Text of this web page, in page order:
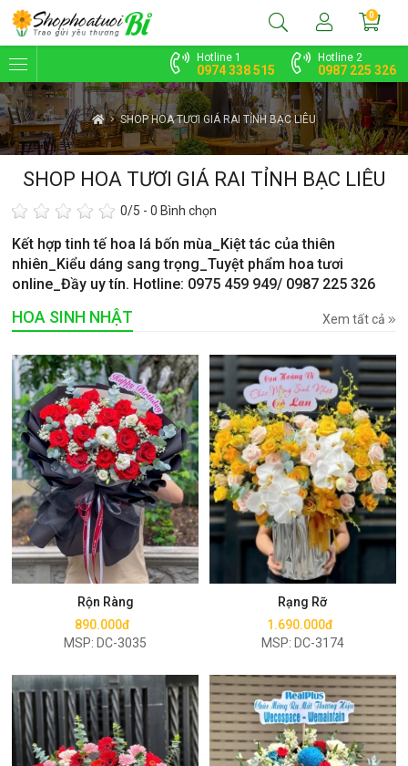
Hotline 1
0974 338 515
Hotline 2
0987 225 326
0
SHOP HOA TƯƠI GIÁ RAI TỈNH BẠC LIÊU
SHOP HOA TƯƠI GIÁ RAI TỈNH BẠC LIÊU
0/5 -0 Bình chọn
Kết hợp tinh tế hoa lá bốn mùa_Kiệt tác của thiên
nhiên_Kiểu dáng sang trọng_Tuyệt phẩm hoa tươi
online_Đầy uy tín. Hotline: 0975 459 949/ 0987 225 326
HOA SINH NHẬT Xem tất cả
Rộn Ràng
890.000đ
MSP: DC-3035
Mua ngay
Rạng Rỡ
1.690.000đ
MSP: DC-3174
Mua ngay